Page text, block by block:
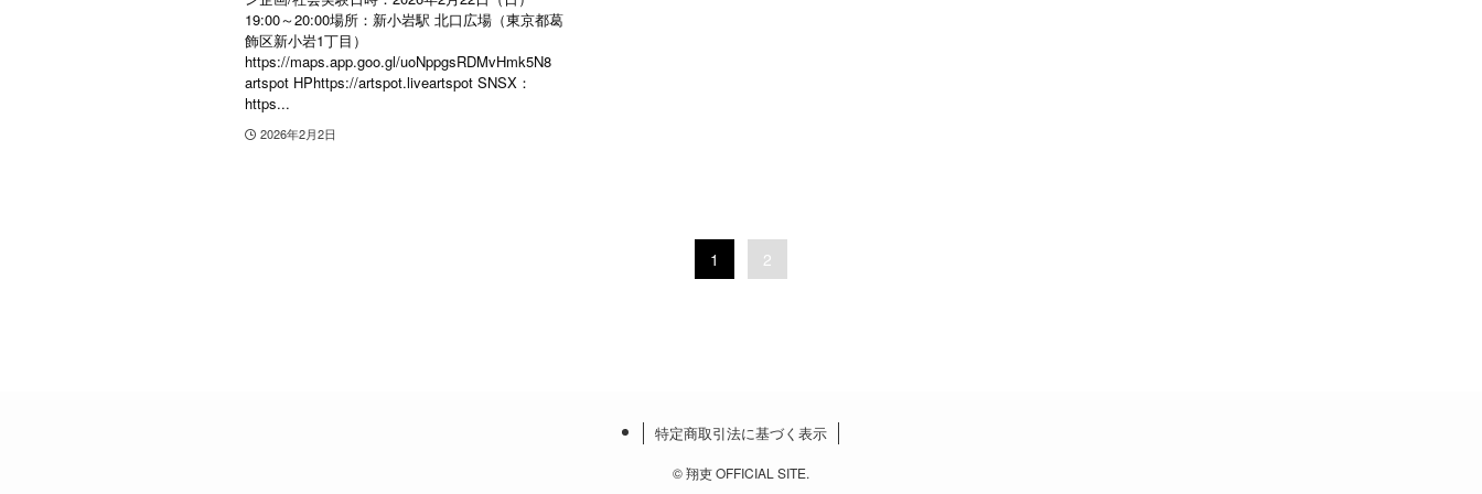
19:00～20:00場所：新小岩駅 北口広場（東京都葛
飾区新小岩1丁目）
https://maps.app.goo.gl/uoNppgsRDMvHmk5N8
artspot HPhttps://artspot.liveartspot SNSX：
https...
2026年2月2日
1 2
特定商取引法に基づく表示
©翔吏 OFFICIAL SITE.